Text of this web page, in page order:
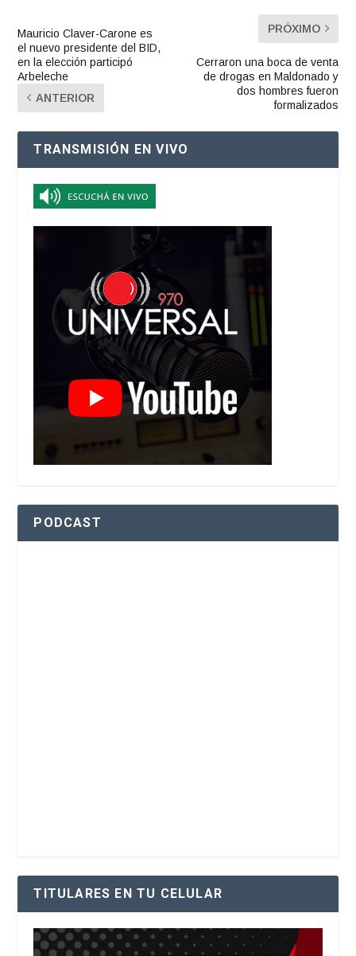
Mauricio Claver-Carone es
el nuevo presidente del BID,
en la elección participó
Arbeleche
ANTERIOR
PRÓXIMO
Cerraron una boca de venta
de drogas en Maldonado y
dos hombres fueron
formalizados
TRANSMISIÓN EN VIVO
PODCAST
TITULARES EN TU CELULAR